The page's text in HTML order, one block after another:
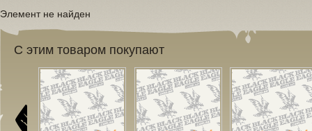
Элемент не найден
С этим товаром покупают